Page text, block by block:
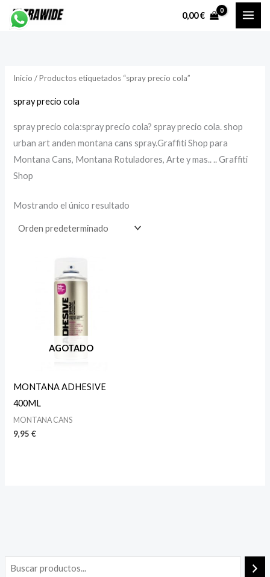
0,00€
Inicio / Productos etiquetados “spray precio cola”
spray precio cola
spray precio cola:spray precio cola? spray precio cola. shop
urban art anden montana cans spray.Graffiti Shop para
Montana Cans, Montana Rotuladores, Arte y mas.. .. Graffiti
Shop
Mostrando el único resultado
AGOTADO
MONTANA ADHESIVE
400ML
MONTANA CANS
9,95€